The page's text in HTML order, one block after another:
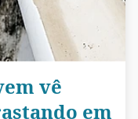
vê
em